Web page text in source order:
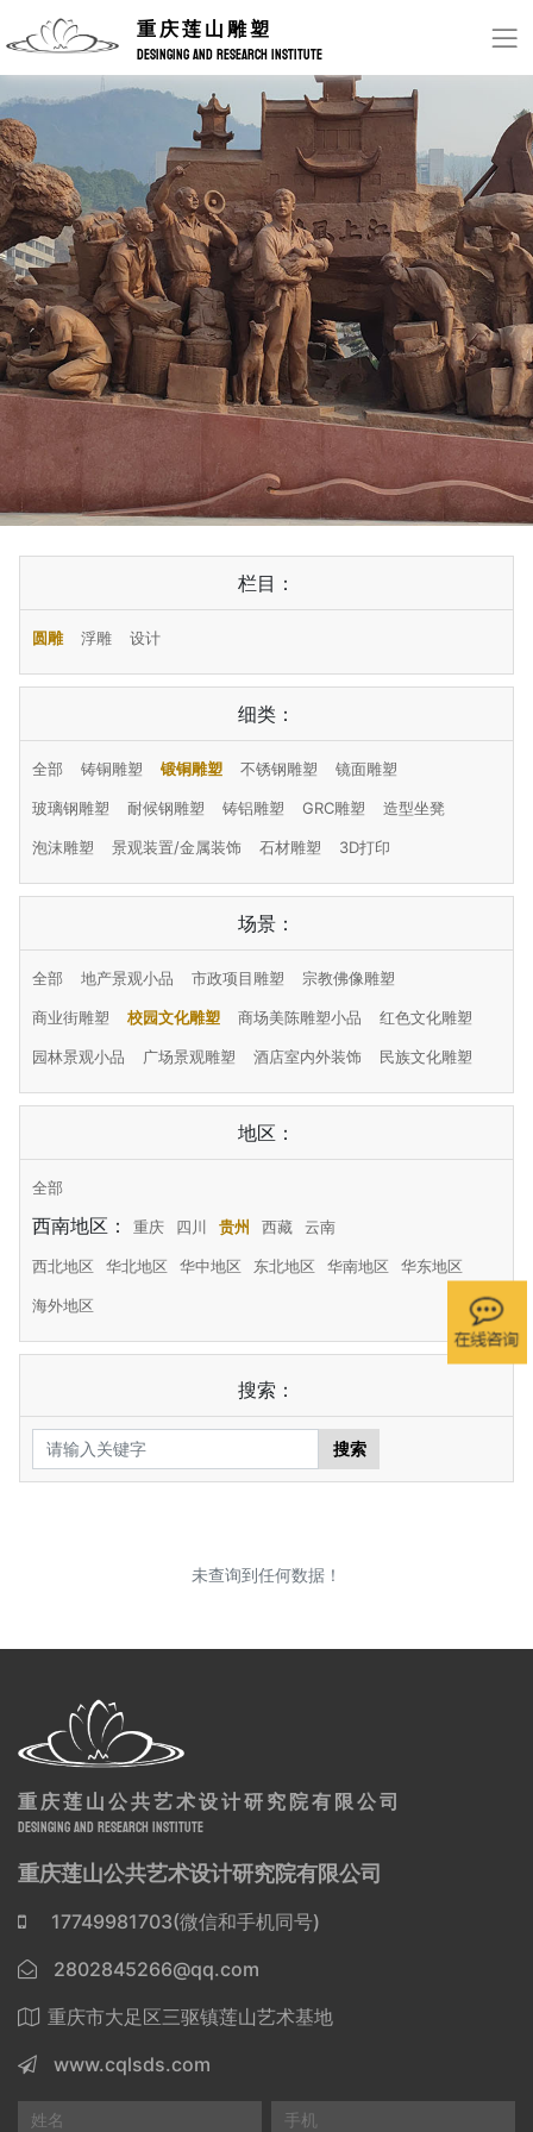
重庆莲山雕塑
DESINGING AND RESEARCH INSTITUTE
栏目：
圆雕 浮雕 设计
细类：
全部 铸铜雕塑 锻铜雕塑 不锈钢雕塑 镜面雕塑
玻璃钢雕塑 耐候钢雕塑 铸铝雕塑 GRC雕塑 造型坐凳
泡沫雕塑 景观装置/金属装饰 石材雕塑 3D打印
场景：
全部 地产景观小品 市政项目雕塑 宗教佛像雕塑
商业街雕塑 校园文化雕塑 商场美陈雕塑小品 红色文化雕塑
园林景观小品 广场景观雕塑 酒店室内外装饰 民族文化雕塑
地区：
全部
西南地区： 重庆 四川 贵州 西藏 云南
西北地区 华北地区 华中地区 东北地区 华南地区 华东地区
海外地区
搜索：
搜索
未查询到任何数据！
重庆莲山公共艺术设计研究院有限公司
DESINGING AND RESEARCH INSTITUTE
重庆莲山公共艺术设计研究院有限公司
17749981703(微信和手机同号)
2802845266@qq.com
重庆市大足区三驱镇莲山艺术基地
www.cqlsds.com